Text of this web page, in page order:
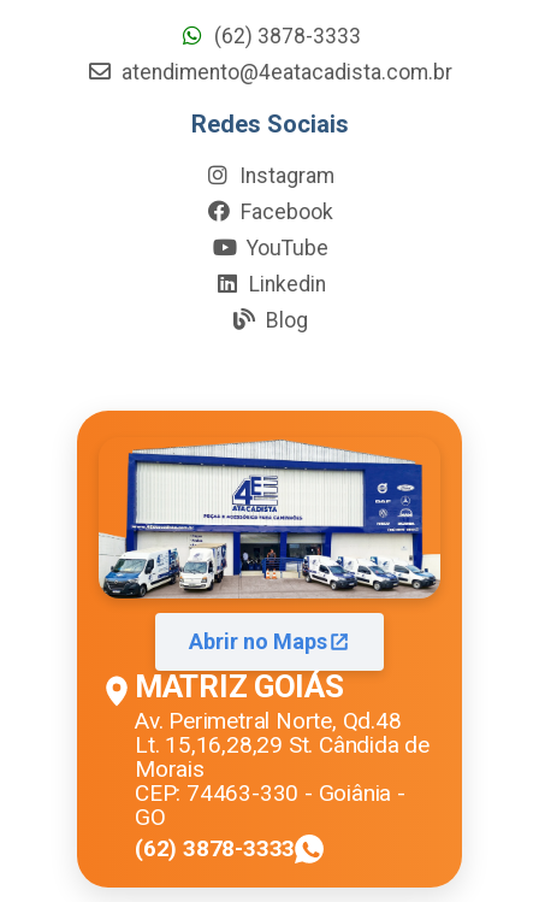
(62) 3878-3333
atendimento@4eatacadista.com.br
Redes Sociais
Instagram
Facebook
YouTube
Linkedin
Blog
Abrir no Maps
MATRIZ GOIÁS
Av. Perimetral Norte, Qd.48
Lt. 15,16,28,29 St. Cândida de
Morais
CEP: 74463-330 - Goiânia -
GO
(62) 3878-3333